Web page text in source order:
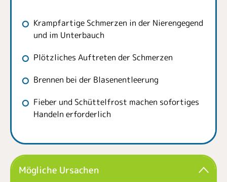
Krampfartige Schmerzen in der Nierengegend
und im Unterbauch
Plötzliches Auftreten der Schmerzen
Brennen bei der Blasenentleerung
Fieber und Schüttelfrost machen sofortiges
Handeln erforderlich
Mögliche Ursachen